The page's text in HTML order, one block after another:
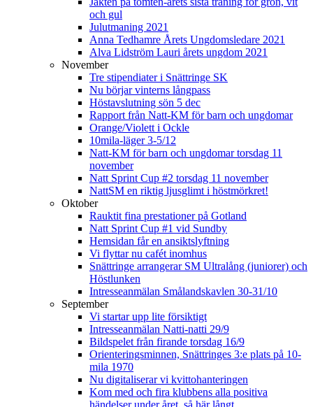
och gul
Julutmaning 2021
Anna Tedhamre Årets Ungdomsledare 2021
Alva Lidström Lauri årets ungdom 2021
November
Tre stipendiater i Snättringe SK
Nu börjar vinterns långpass
Höstavslutning sön 5 dec
Rapport från Natt-KM för barn och ungdomar
Orange/Violett i Ockle
10mila-läger 3-5/12
Natt-KM för barn och ungdomar torsdag 11
november
Natt Sprint Cup #2 torsdag 11 november
NattSM en riktig ljusglimt i höstmörkret!
Oktober
Rauktit fina prestationer på Gotland
Natt Sprint Cup #1 vid Sundby
Hemsidan får en ansiktslyftning
Vi flyttar nu cafét inomhus
Snättringe arrangerar SM Ultralång (juniorer) och
Höstlunken
Intresseanmälan Smålandskavlen 30-31/10
September
Vi startar upp lite försiktigt
Intresseanmälan Natti-natti 29/9
Bildspelet från firande torsdag 16/9
Orienteringsminnen, Snättringes 3:e plats på 10-
mila 1970
Nu digitaliserar vi kvittohanteringen
Kom med och fira klubbens alla positiva
händelser under året, så här långt